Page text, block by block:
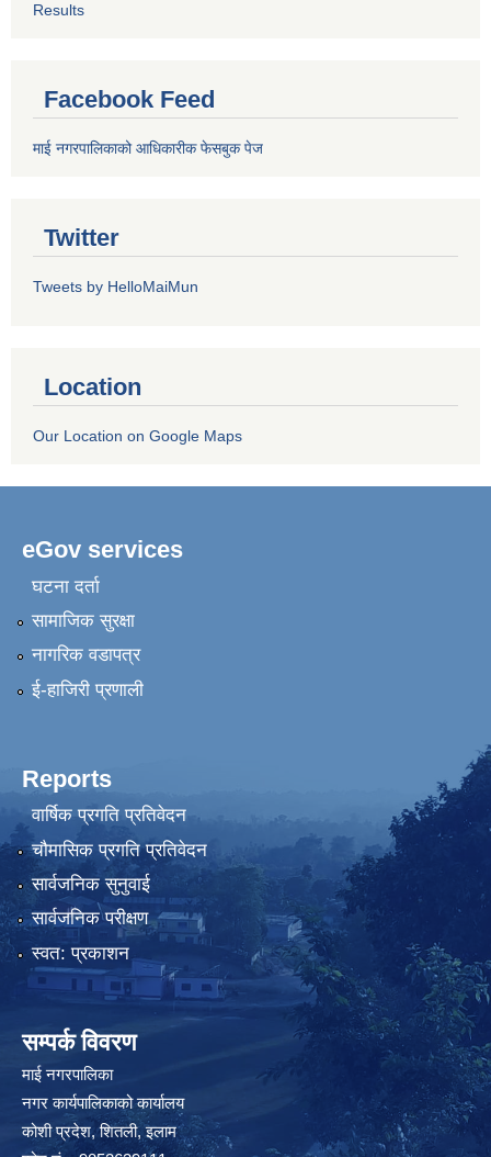
Results
Facebook Feed
माई नगरपालिकाको आधिकारीक फेसबुक पेज
Twitter
Tweets by HelloMaiMun
Location
Our Location on Google Maps
eGov services
घटना दर्ता
सामाजिक सुरक्षा
नागरिक वडापत्र
ई-हाजिरी प्रणाली
Reports
वार्षिक प्रगति प्रतिवेदन
चौमासिक प्रगति प्रतिवेदन
सार्वजनिक सुनुवाई
सार्वजनिक परीक्षण
स्वत: प्रकाशन
सम्पर्क विवरण
माई नगरपालिका
नगर कार्यपालिकाको कार्यालय
कोशी प्रदेश, शितली, इलाम